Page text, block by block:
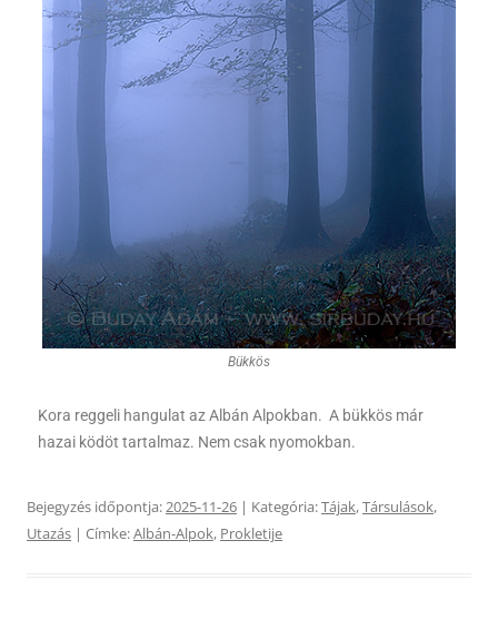
Bükkös
Kora reggeli hangulat az Albán Alpokban. A bükkös már
hazai ködöt tartalmaz. Nem csak nyomokban.
Bejegyzés időpontja:2025-11-26 | Kategória:Tájak,Társulások,
Utazás | Címke:Albán-Alpok, Prokletije